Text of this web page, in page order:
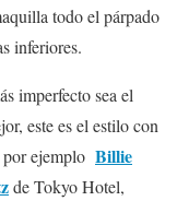
todo el párpado
inferiores.
imperfecto sea el
este es el estilo con
ejemplo Billie
de Tokyo Hotel,